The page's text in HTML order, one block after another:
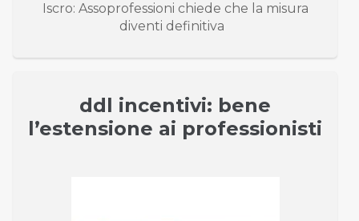
Iscro: Assoprofessioni chiede che la misura
diventi definitiva
ddl incentivi: bene
l’estensione ai professionisti